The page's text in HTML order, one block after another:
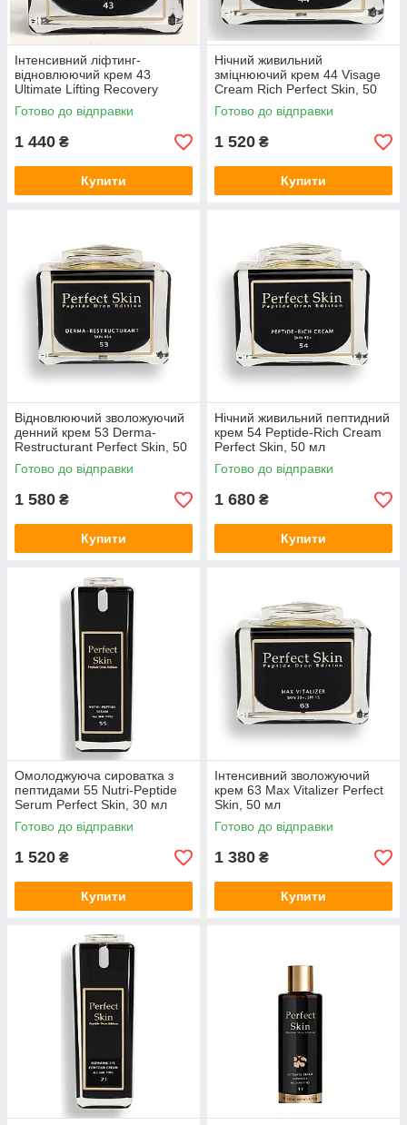
Інтенсивний ліфтинг-
відновлюючий крем 43
Ultimate Lifting Recovery
Perfect Skin, 50 мл
Готово до відправки
1 440 ₴
Купити
Нічний живильний
зміцнюючий крем 44 Visage
Cream Rich Perfect Skin, 50
мл
Готово до відправки
1 520 ₴
Купити
Відновлюючий зволожуючий
денний крем 53 Derma-
Restructurant Perfect Skin, 50
мл
Готово до відправки
1 580 ₴
Купити
Нічний живильний пептидний
крем 54 Peptide-Rich Cream
Perfect Skin, 50 мл
Готово до відправки
1 680 ₴
Купити
Омолоджуюча сироватка з
пептидами 55 Nutri-Peptide
Serum Perfect Skin, 30 мл
Готово до відправки
1 520 ₴
Купити
Інтенсивний зволожуючий
крем 63 Max Vitalizer Perfect
Skin, 50 мл
Готово до відправки
1 380 ₴
Купити